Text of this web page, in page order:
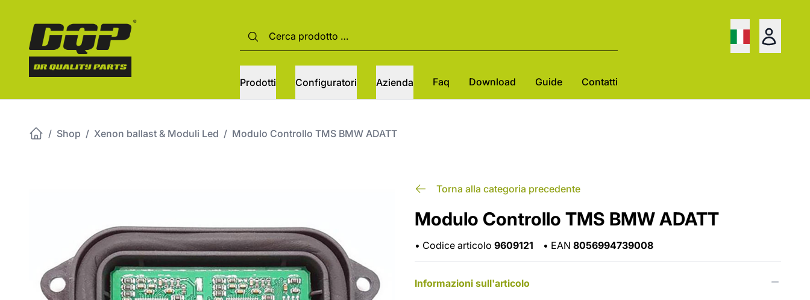
Prodotti Configuratori Azienda Faq Download Guide Contatti
/ Shop / Xenon ballast & Moduli Led / Modulo Controllo TMS BMW ADATT
Torna alla categoria precedente
Modulo Controllo TMS BMW ADATT
• Codice articolo 9609121 • EAN 8056994739008
Informazioni sull'articolo